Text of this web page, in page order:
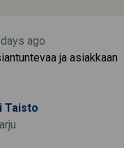
ago
ja asiakkaan
Taisto